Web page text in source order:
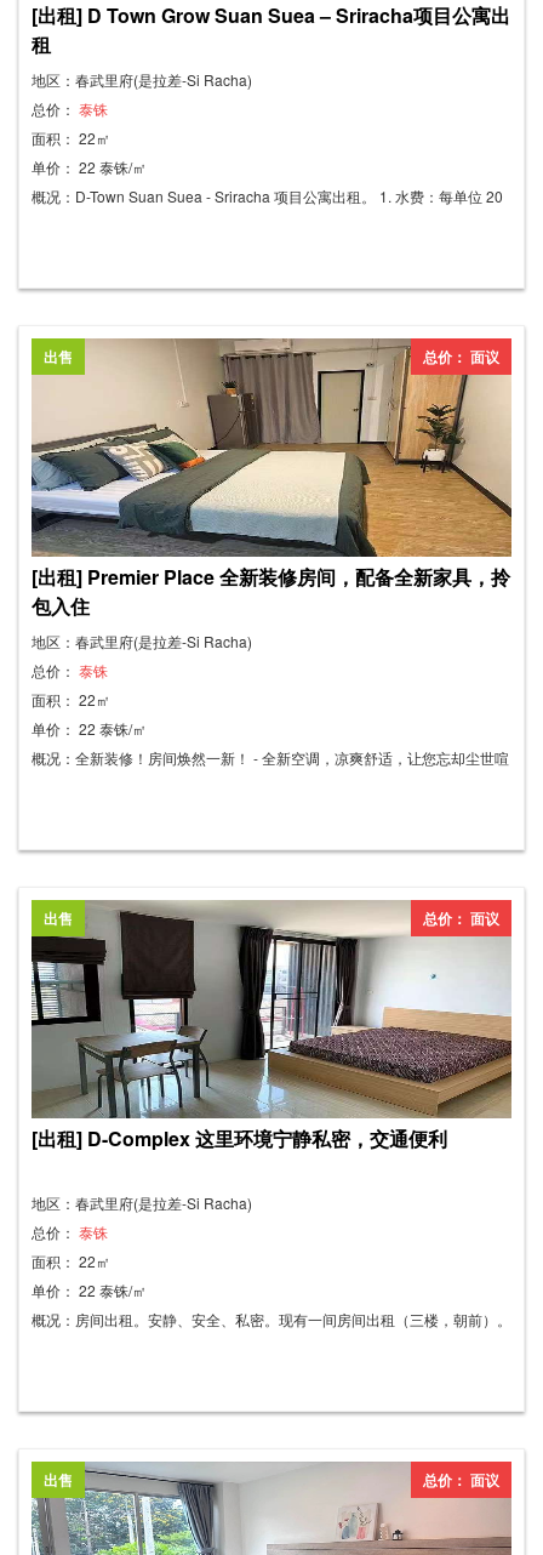
电费：8 泰铢/度 最短租期：1 年
[出租] D Town Grow Suan Suea – Sriracha项目公寓出
租
地区：春武里府(是拉差-Si Racha)
总价： 泰铢
面积： 22㎡
单价： 22 泰铢/㎡
概况：D-Town Suan Suea - Sriracha 项目公寓出租。 1. 水费：每单位 20
线网络 (WIFI) - 安全系统（门禁卡） - 闭路电视监控 - 便利店 - 7-Eleven 便
利店 - 自助洗衣、干洗服务 - Porto 超市 - 餐厅和咖啡馆 - Kerry Express 便
利店 附近地点：是拉差老虎园、J-Park 公园、湄南河素叻沙市政厅、平通
工业区、HomePro 家居建材超市、五金店、泰式瓦萨杜是拉差餐厅东海岸
工业园区
总价： 面议
出售
[出租] Premier Place 全新装修房间，配备全新家具，拎
包入住
地区：春武里府(是拉差-Si Racha)
总价： 泰铢
面积： 22㎡
单价： 22 泰铢/㎡
概况：全新装修！房间焕然一新！ - 全新空调，凉爽舒适，让您忘却尘世喧
非常适合学生、寻求放松的人士、学习者以及内容创作者！
总价： 面议
出售
[出租] D-Complex 这里环境宁静私密，交通便利
地区：春武里府(是拉差-Si Racha)
总价： 泰铢
面积： 22㎡
单价： 22 泰铢/㎡
概况：房间出租。安静、安全、私密。现有一间房间出租（三楼，朝前）。
个月租金 电费：请致电咨询 水费：25泰铢/度 每月最低消费50泰铢
总价： 面议
出售